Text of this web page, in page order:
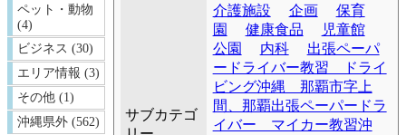
ペット・動物
(4)
ビジネス (30)
エリア情報 (3)
その他 (1)
沖縄県外 (562)
サブカテゴ
介護施設
企画
保育
園
健康食品
児童館
公園
内科
出張ペーパ
ードライバー教習 ドライ
ビング沖縄 那覇市字上
間、那覇出張ペーパードラ
イバー マイカー教習沖